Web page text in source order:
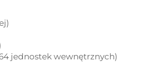
jednostek wewnętrznych)